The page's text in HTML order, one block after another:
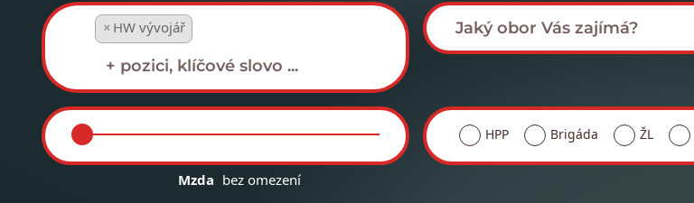
× HW vývojář
Mzda bez omezení
HPP Brigáda ŽL